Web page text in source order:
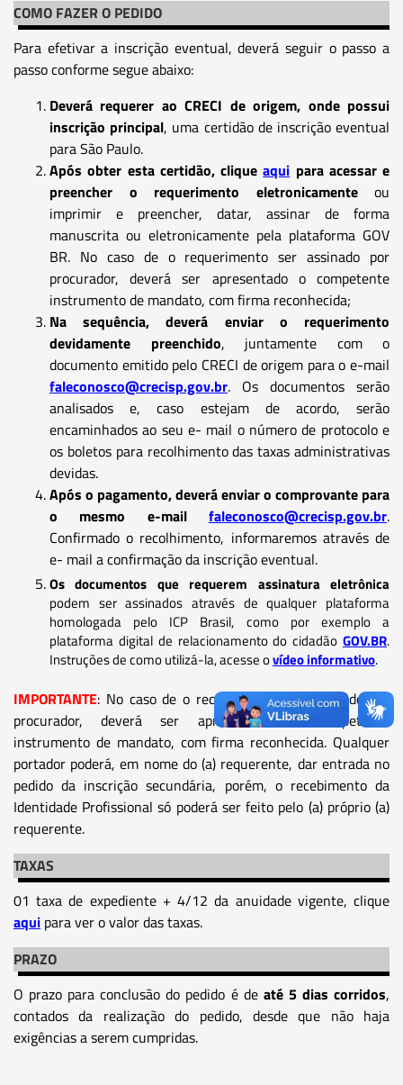
COMO FAZER O PEDIDO
Para efetivar a inscrição eventual, deverá seguir o passo a
passo conforme segue abaixo:
Deverá requerer ao CRECI de origem, onde possui
inscrição principal, uma certidão de inscrição eventual
para São Paulo.
Após obter esta certidão, cliqueaqui para acessar e
preencher o requerimento eletronicamenteou
imprimir e preencher, datar, assinar de forma
manuscrita ou eletronicamente pela plataforma GOV
BR. No caso de o requerimento ser assinado por
procurador, deverá ser apresentado o competente
instrumento de mandato, com firma reconhecida;
Na sequência, deverá enviar o requerimento
devidamente preenchido, juntamente com o
documento emitido pelo CRECI de origem para o e-mail
faleconosco@crecisp.gov.br. Os documentos serão
analisados e, caso estejam de acordo, serão
encaminhados ao seu e- mail o número de protocolo e
os boletos para recolhimento das taxas administrativas
devidas.
Após o pagamento, deverá enviar o comprovante para
o mesmo e-mail
faleconosco@crecisp.gov.br.
Confirmado o recolhimento, informaremos através de
e- mail a confirmação da inscrição eventual.
Os documentos que requerem assinatura eletrônica
podem ser assinados através de qualquer plataforma
homologada pelo ICP Brasil, como por exemplo a
plataforma digital de relacionamento do cidadão GOV.BR.
Instruções de como utilizá-la, acesse ovídeo informativo.
IMPORTANTE: No caso de o requerimento ser assinado por
procurador, deverá ser apresentado o competente
instrumento de mandato, com firma reconhecida. Qualquer
portador poderá, em nome do (a) requerente, dar entrada no
pedido da inscrição secundária, porém, o recebimento da
Identidade Profissional só poderá ser feito pelo (a) próprio (a)
requerente.
TAXAS
01 taxa de expediente + 4/12 da anuidade vigente, clique
aqui para ver o valor das taxas.
PRAZO
O prazo para conclusão do pedido é de até 5 dias corridos,
contados da realização do pedido, desde que não haja
exigências a serem cumpridas.